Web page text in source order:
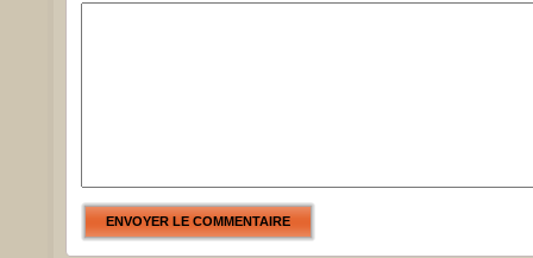
ENVOYER LE COMMENTAIRE